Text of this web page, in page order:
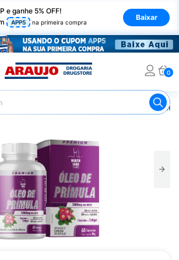
e ganhe 5% OFF!
APP5 na primeira compra
Baixar
0
e Bem Estar